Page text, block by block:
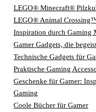
LEGO® Minecraft®
LEGO® Animal
Inspiration durch Gaming
Gamer Gadgets, die
Technische Gadgets für
Praktische Gaming
Geschenke für Gamer:
Gaming
Coole Bücher für Gamer